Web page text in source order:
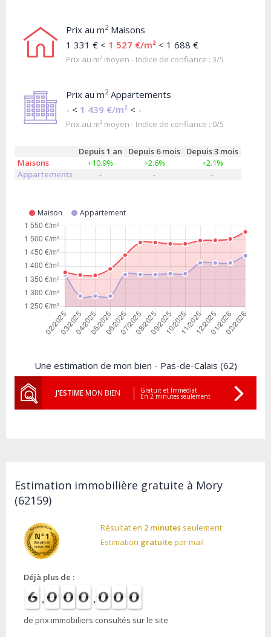
Prix au m2Maisons
1 331 € < 1 527 €/m² < 1 688 €
Prix au m² moyen - Indice de confiance : 3/5
Prix au m2Appartements
- < 1 439 €/m² < -
Prix au m² moyen - Indice de confiance : 0/5
Depuis 1 an Depuis 6 mois
Depuis 3 mois
Maisons
+10.9% +2.6%
+2.1%
Appartements
- - -
Maison Appartement
Une estimation de mon bien - Pas-de-Calais (62)
J'ESTIMEMON BIEN Gratuit et Immédiat
En 2 minutes seulement
Estimation immobilière gratuite à Mory
(62159)
Résultat en 2 minutesseulement
Estimation gratuite par mail
Déjà plus de :
de prix immobiliers consultés sur le site